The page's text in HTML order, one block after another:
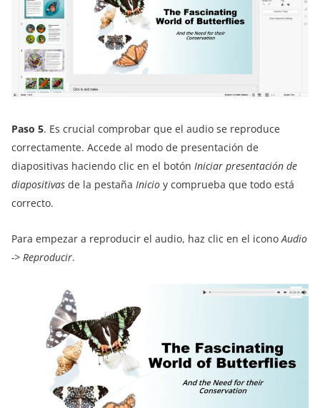
Paso 5. Es crucial comprobar que el audio se reproduce
correctamente. Accede al modo de presentación de
diapositivas haciendo clic en el botón Iniciar presentación de
diapositivas de la pestaña Inicio y comprueba que todo está
correcto.
Para empezar a reproducir el audio, haz clic en el iconoAudio
-> Reproducir.